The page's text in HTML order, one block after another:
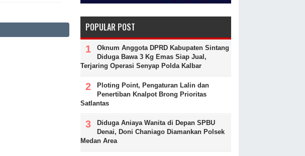
POPULAR POST
Oknum Anggota DPRD Kabupaten Sintang
Diduga Bawa 3 Kg Emas Siap Jual,
Terjaring Operasi Senyap Polda Kalbar
Ploting Point, Pengaturan Lalin dan
Penertiban Knalpot Brong Prioritas
Satlantas
Diduga Aniaya Wanita di Depan SPBU
Denai, Doni Chaniago Diamankan Polsek
Medan Area